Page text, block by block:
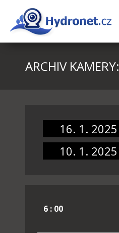
ARCHIV KAMERY:
16. 1. 2025
10. 1. 2025
6 : 00